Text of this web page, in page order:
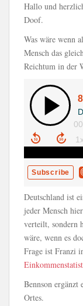
Hallo und
Doof.
Was wäre wenn
Mensch das
Reichtum in der
Deutschland ist
jeder Mensch
verteilt, sondern
wäre, wenn es
Frage ist Franzi
Bennson ergänzt
Ortes.